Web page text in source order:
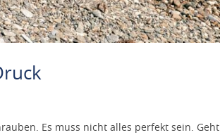
Es muss nicht alles perfekt sein. Geht